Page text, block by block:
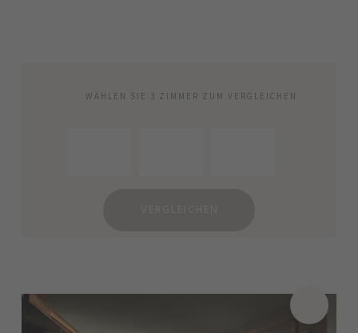
WÄHLEN SIE 3 ZIMMER ZUM VERGLEICHEN